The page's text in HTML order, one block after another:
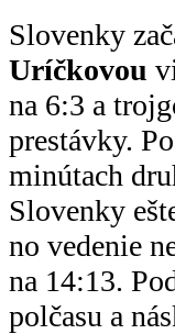
Slovenky
Uríčkovou
na 6:3 a
prestávky.
minútach
Slovenky
no vedenie
na 14:13.
polčasu a